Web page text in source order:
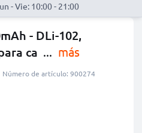
- Vie: 10:00 - 21:00
- DLi-102,
ca ... más
Número de artículo: 900274